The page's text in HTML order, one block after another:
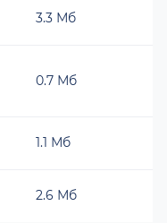
3.3 Мб
0.7 Мб
1.1 Мб
2.6 Мб